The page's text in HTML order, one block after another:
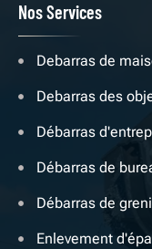
Nos Services
Debarras de
Debarras des
Débarras
Débarras de
Débarras de
Enlevement